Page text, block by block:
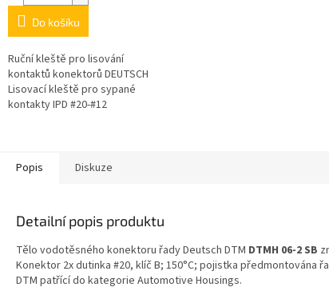
Do košíku
Ruční kleště pro lisování
kontaktů konektorů DEUTSCH
Lisovací kleště pro sypané
kontakty IPD #20-#12
Popis Diskuze
Detailní popis produktu
Tělo vodotěsného konektoru řady Deutsch DTM DTMH 06-2 SB
Konektor 2x dutinka #20, klíč B; 150°C; pojistka předmontována
DTM patřící do kategorie Automotive Housings.